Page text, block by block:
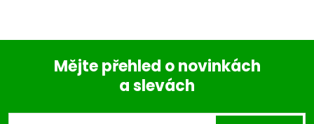
Mějte přehled o novinkách
a slevách